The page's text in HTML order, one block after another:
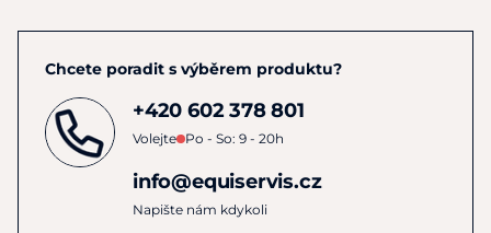
Chcete poradit s výběrem produktu?
+420 602 378 801
Volejte Po - So: 9 - 20h
info@equiservis.cz
Napište nám kdykoli